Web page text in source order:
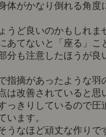
体がかなり倒れる角度
うど良いのかもしれま
あてないと「座る」こ
分も注意したほうが良
指摘があったような羽
は改善されていると思
っきりしているので圧
います。
うなほど頑丈な作りで